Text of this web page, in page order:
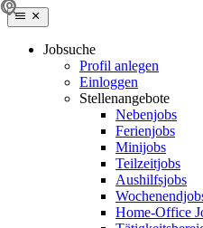
Jobsuche
Profil anlegen
Einloggen
Stellenangebote
Nebenjobs
Ferienjobs
Minijobs
Teilzeitjobs
Aushilfsjobs
Home-Office